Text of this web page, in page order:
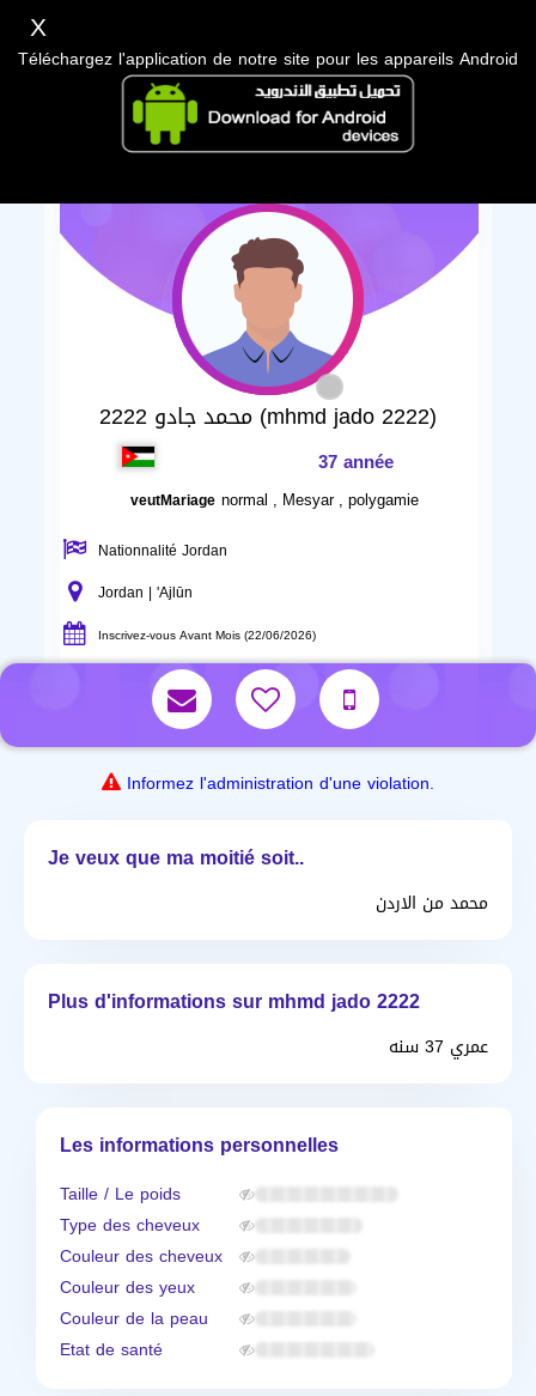
محمد جادو 2222 (mhmd jado 2222)
37 année
veutMariage normal , Mesyar , polygamie
Nationnalité Jordan
Jordan | 'Ajlūn
Inscrivez-vous Avant Mois (22/06/2026)
Informez l'administration d'une violation.
Je veux que ma moitié soit..
محمد من الاردن
Plus d'informations sur mhmd jado 2222
عمري 37 سنه
Les informations personnelles
Taille / Le poids
Type des cheveux
Couleur des cheveux
Couleur des yeux
Couleur de la peau
Etat de santé
X
Téléchargez l'application de notre site pour les appareils Android